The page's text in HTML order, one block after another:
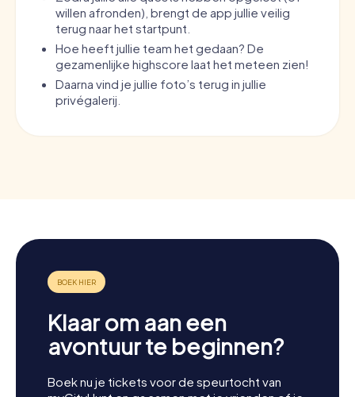
willen afronden), brengt de app jullie veilig
terug naar het startpunt.
Hoe heeft jullie team het gedaan? De
gezamenlijke highscore laat het meteen zien!
Daarna vind je jullie foto’s terug in jullie
privégalerij.
Klaar om aan een
avontuur te beginnen?
Boek nu je tickets voor de speurtocht van